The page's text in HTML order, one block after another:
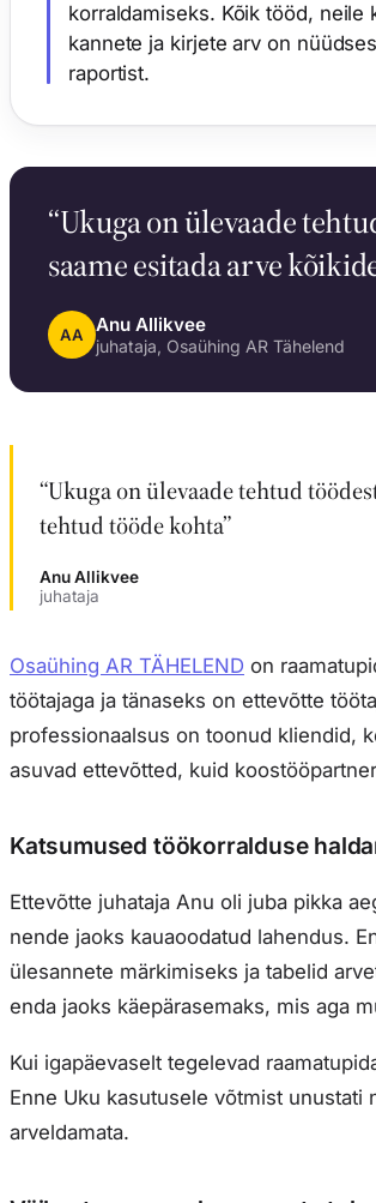
korraldamiseks. Kõik tööd, neile
kannete ja kirjete arv on
raportist.
“Ukuga on ülevaade
saame esitada arve
AA Anu Allikvee
juhataja, Osaühing AR Tähelend
“Ukuga on ülevaade tehtud
tehtud tööde kohta”
Anu Allikvee
juhataja
Osaühing AR TÄHELEND on
töötajaga ja tänaseks on ettevõtte
professionaalsus on toonud kliendid,
asuvad ettevõtted, kuid
Katsumused töökorralduse
Ettevõtte juhataja Anu oli juba pikka
nende jaoks kauaoodatud lahendus.
ülesannete märkimiseks ja tabelid
enda jaoks käepärasemaks, mis aga
Kui igapäevaselt tegelevad
Enne Uku kasutusele võtmist
arveldamata.